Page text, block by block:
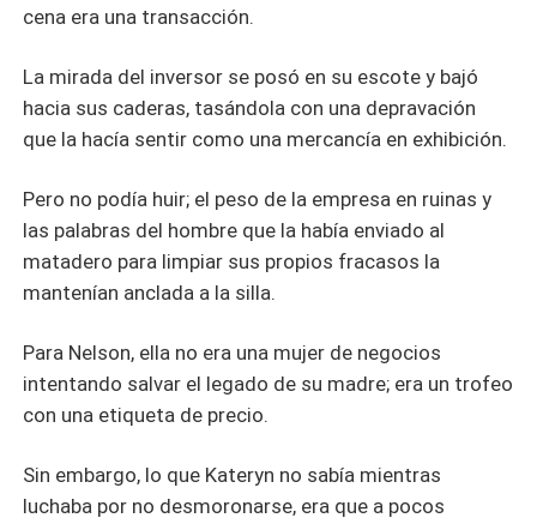
cena era una transacción.
La mirada del inversor se posó en su escote y bajó
hacia sus caderas, tasándola con una depravación
que la hacía sentir como una mercancía en exhibición.
Pero no podía huir; el peso de la empresa en ruinas y
las palabras del hombre que la había enviado al
matadero para limpiar sus propios fracasos la
mantenían anclada a la silla.
Para Nelson, ella no era una mujer de negocios
intentando salvar el legado de su madre; era un trofeo
con una etiqueta de precio.
Sin embargo, lo que Kateryn no sabía mientras
luchaba por no desmoronarse, era que a pocos